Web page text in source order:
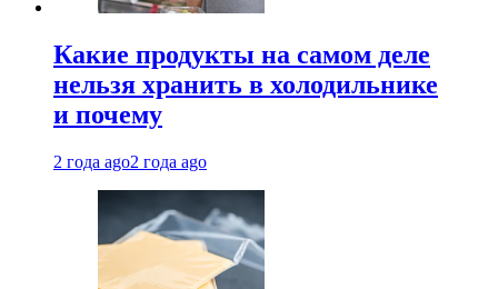
Какие продукты на самом деле
нельзя хранить в холодильнике
и почему
2 года ago2 года ago